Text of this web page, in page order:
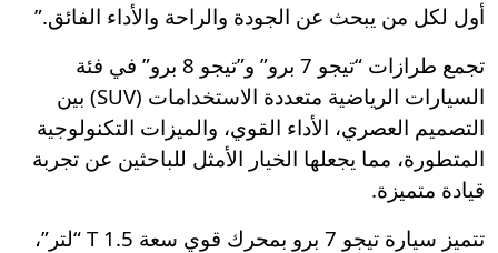
أول لكل من يبحث عن الجودة والراحة والأداء الفائق.”
تجمع طرازات “تيجو 7 برو” و”تيجو 8 برو” في فئة
السيارات الرياضية متعددة الاستخدامات (SUV) بين
التصميم العصري، الأداء القوي، والميزات التكنولوجية
المتطورة، مما يجعلها الخيار الأمثل للباحثين عن تجربة
قيادة متميزة.
تتميز سيارة تيجو 7 برو بمحرك قوي سعة 1.5 T “لتر”،